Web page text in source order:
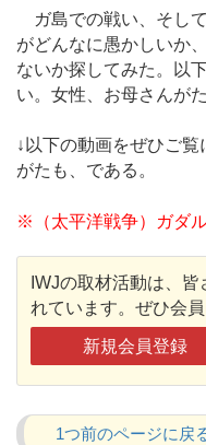
ガ島での戦い、そし
がどんなに愚かしいか
ないか探してみた。以
い。女性、お母さんが
↓以下の動画をぜひご
がたも、 である。
※（太平洋戦争）ガダ
IWJの取材活動は、
れています。ぜひ会
新規会員登録
1つ前のページに戻